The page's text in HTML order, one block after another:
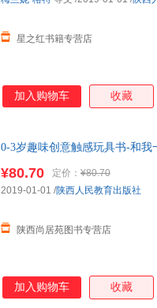
星之红书籍专营店
加入购物车 收藏
0-3岁趣味创意触感玩具书-和
¥80.70 定价： ¥80.70
陕西尚居苑图书专营店
2019-01-01 /陕西人民教育出版社
加入购物车 收藏